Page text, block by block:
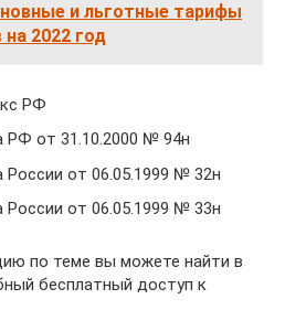
и льготные тарифы
2022 год
РФ
РФ от 31.10.2000 № 94н
от 06.05.1999 № 32н
от 06.05.1999 № 33н
по теме вы можете найти в
бесплатный доступ к